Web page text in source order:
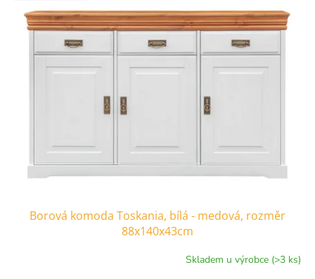
Borová komoda Toskania, bílá - medová, rozměr
88x140x43cm
Skladem u výrobce (>3 ks)